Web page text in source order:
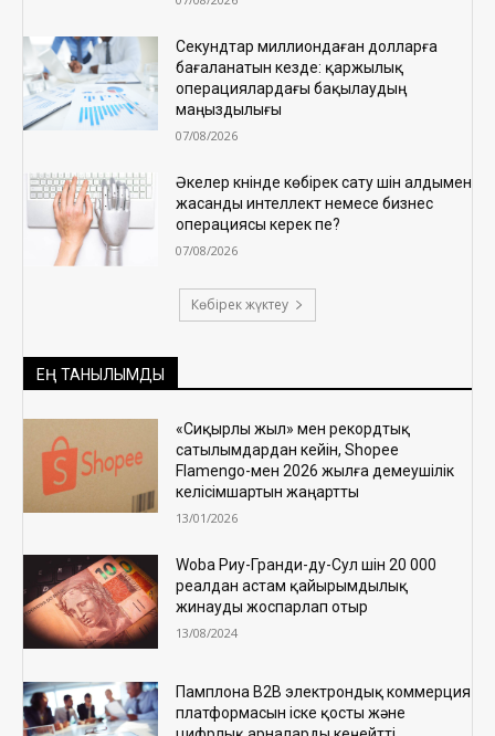
Секундтар миллиондаған долларға
бағаланатын кезде: қаржылық
операциялардағы бақылаудың
маңыздылығы
07/08/2026
Әкелер күнінде көбірек сату үшін алдымен
жасанды интеллект немесе бизнес
операциясы керек пе?
07/08/2026
Көбірек жүктеу
ЕҢ ТАНЫЛЫМДЫ
«Сиқырлы жыл» мен рекордтық
сатылымдардан кейін, Shopee
Flamengo-мен 2026 жылға демеушілік
келісімшартын жаңартты
13/01/2026
Woba Риу-Гранди-ду-Сул үшін 20 000
реалдан астам қайырымдылық
жинауды жоспарлап отыр
13/08/2024
Памплона B2B электрондық коммерция
платформасын іске қосты және